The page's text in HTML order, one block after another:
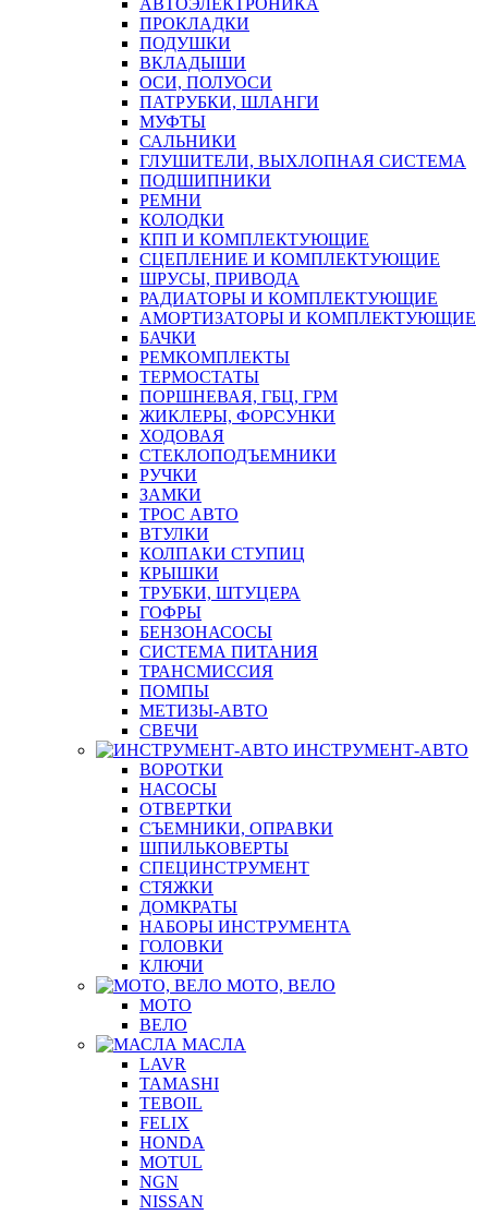
АВТОЭЛЕКТРОНИКА
ПРОКЛАДКИ
ПОДУШКИ
ВКЛАДЫШИ
ОСИ, ПОЛУОСИ
ПАТРУБКИ, ШЛАНГИ
МУФТЫ
САЛЬНИКИ
ГЛУШИТЕЛИ, ВЫХЛОПНАЯ СИСТЕМА
ПОДШИПНИКИ
РЕМНИ
КОЛОДКИ
КПП И КОМПЛЕКТУЮЩИЕ
СЦЕПЛЕНИЕ И КОМПЛЕКТУЮЩИЕ
ШРУСЫ, ПРИВОДА
РАДИАТОРЫ И КОМПЛЕКТУЮЩИЕ
АМОРТИЗАТОРЫ И КОМПЛЕКТУЮЩИЕ
БАЧКИ
РЕМКОМПЛЕКТЫ
ТЕРМОСТАТЫ
ПОРШНЕВАЯ, ГБЦ, ГРМ
ЖИКЛЕРЫ, ФОРСУНКИ
ХОДОВАЯ
СТЕКЛОПОДЪЕМНИКИ
РУЧКИ
ЗАМКИ
ТРОС АВТО
ВТУЛКИ
КОЛПАКИ СТУПИЦ
КРЫШКИ
ТРУБКИ, ШТУЦЕРА
ГОФРЫ
БЕНЗОНАСОСЫ
СИСТЕМА ПИТАНИЯ
ТРАНСМИССИЯ
ПОМПЫ
МЕТИЗЫ-АВТО
СВЕЧИ
ИНСТРУМЕНТ-АВТО
ВОРОТКИ
НАСОСЫ
ОТВЕРТКИ
СЪЕМНИКИ, ОПРАВКИ
ШПИЛЬКОВЕРТЫ
СПЕЦИНСТРУМЕНТ
СТЯЖКИ
ДОМКРАТЫ
НАБОРЫ ИНСТРУМЕНТА
ГОЛОВКИ
КЛЮЧИ
МОТО, ВЕЛО
МОТО
ВЕЛО
МАСЛА
LAVR
TAMASHI
TEBOIL
FELIX
HONDA
MOTUL
NGN
NISSAN